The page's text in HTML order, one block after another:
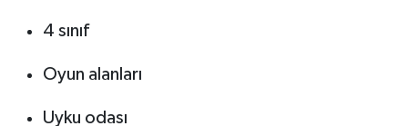
4 sınıf
Oyun alanları
Uyku odası